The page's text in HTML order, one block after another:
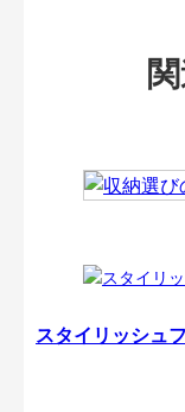
スタイリッシュ